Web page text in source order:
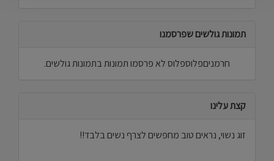
תמונות גולשים שפרסמנו
חרמניםפלוספלוס לא פרסמו תמונות בתמונות גולשים.
קצת עלינו
זוג נשוי, נראים טוב מחפשים לצרף נשים בלבד!!